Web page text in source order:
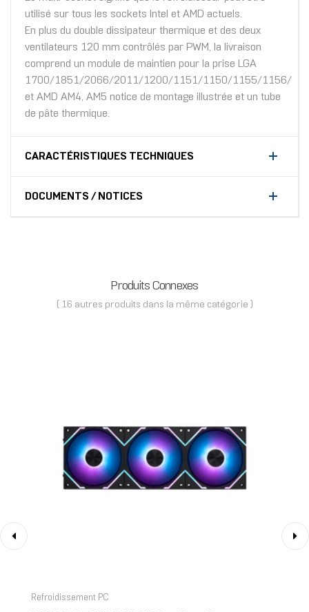
utilisé sur tous les sockets Intel et AMD actuels.
En plus du double dissipateur thermique et des deux
ventilateurs 120 mm contrôlés par PWM, la livraison
comprend un module de maintien pour la prise LGA
1700/1851/2066/2011/1200/1151/1150/1155/1156/
et AMD AM4, AM5 notice de montage illustrée et un tube
de pâte thermique.
CARACTÉRISTIQUES TECHNIQUES
DOCUMENTS / NOTICES
Produits Connexes
( 16 autres produits dans la même catégorie )
Refroidissement PC